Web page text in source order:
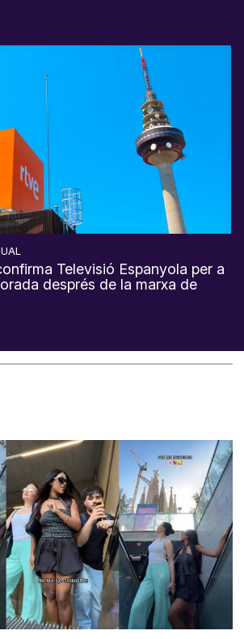
Televisió Espanyola per a
després de la marxa de